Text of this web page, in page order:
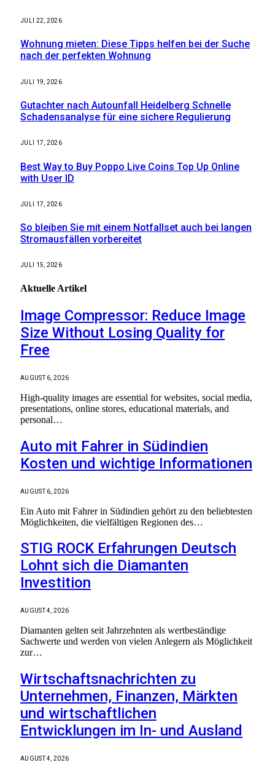
JULI 22, 2026
Wohnung mieten: Diese Tipps helfen bei der Suche
nach der perfekten Wohnung
JULI 19, 2026
Gutachter nach Autounfall Heidelberg Schnelle
Schadensanalyse für eine sichere Regulierung
JULI 17, 2026
Best Way to Buy Poppo Live Coins Top Up Online
with User ID
JULI 17, 2026
So bleiben Sie mit einem Notfallset auch bei langen
Stromausfällen vorbereitet
JULI 15, 2026
Aktuelle Artikel
Image Compressor: Reduce Image
Size Without Losing Quality for
Free
AUGUST 6, 2026
High-quality images are essential for websites, social media,
presentations, online stores, educational materials, and
personal…
Auto mit Fahrer in Südindien
Kosten und wichtige Informationen
AUGUST 6, 2026
Ein Auto mit Fahrer in Südindien gehört zu den beliebtesten
Möglichkeiten, die vielfältigen Regionen des…
STIG ROCK Erfahrungen Deutsch
Lohnt sich die Diamanten
Investition
AUGUST 4, 2026
Diamanten gelten seit Jahrzehnten als wertbeständige
Sachwerte und werden von vielen Anlegern als Möglichkeit
zur…
Wirtschaftsnachrichten zu
Unternehmen, Finanzen, Märkten
und wirtschaftlichen
Entwicklungen im In- und Ausland
AUGUST 4, 2026